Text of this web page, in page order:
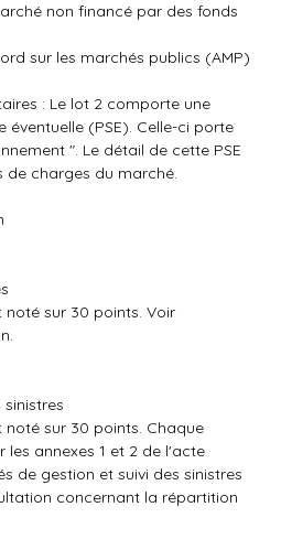
non financé par des fonds
sur les marchés publics (AMP)
: Le lot 2 comporte une
(PSE). Celle-ci porte
". Le détail de cette PSE
de charges du marché.
noté sur 30 points. Voir
sinistres
noté sur 30 points. Chaque
annexes 1 et 2 de l'acte
de gestion et suivi des sinistres
concernant la répartition